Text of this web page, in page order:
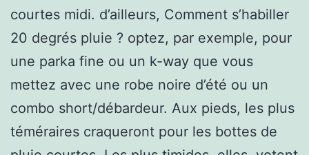
courtes midi. d’ailleurs, Comment s’habiller
20 degrés pluie ? optez, par exemple, pour
une parka fine ou un k-way que vous
mettez avec une robe noire d’été ou un
combo short/débardeur. Aux pieds, les plus
téméraires craqueront pour les bottes de